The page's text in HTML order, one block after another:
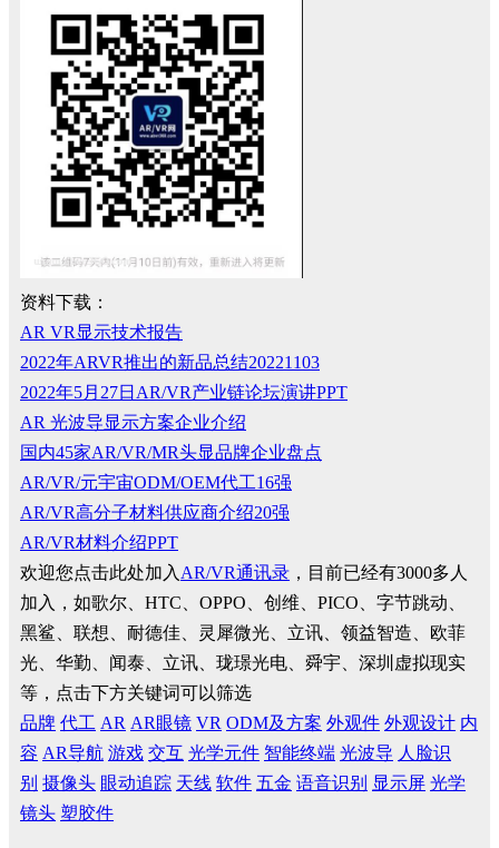
资料下载：
AR VR显示技术报告
2022年ARVR推出的新品总结20221103
2022年5月27日AR/VR产业链论坛演讲PPT
AR 光波导显示方案企业介绍
国内45家AR/VR/MR头显品牌企业盘点
AR/VR/元宇宙ODM/OEM代工16强
AR/VR高分子材料供应商介绍20强
AR/VR材料介绍PPT
欢迎您点击此处加入 AR/VR通讯录 ，目前已经有3000多人
加入，如歌尔、HTC、OPPO、创维、PICO、字节跳动、
黑鲨、联想、耐德佳、灵犀微光、立讯、领益智造、欧菲
光、华勤、闻泰、立讯、珑璟光电、舜宇、深圳虚拟现实
等，点击下方关键词可以筛选
品牌 代工 AR AR眼镜 VR ODM及方案 外观件 外观设计 内
容 AR导航 游戏 交互 光学元件 智能终端 光波导 人脸识
别 摄像头 眼动追踪 天线 软件 五金 语音识别 显示屏 光学
镜头 塑胶件